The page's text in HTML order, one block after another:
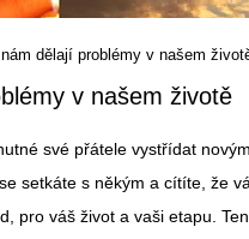
dělají problémy v našem
v našem životě
své přátele vystřídat
setkáte s někým a cítíte, že
pro váš život a vaši etapu.